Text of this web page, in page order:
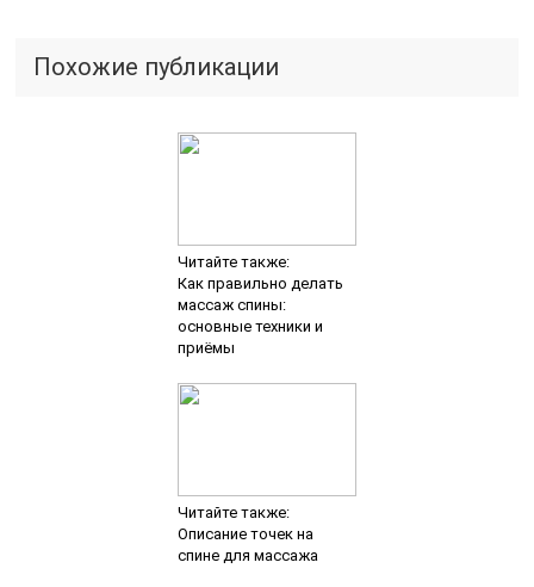
Похожие публикации
Читайте также:
Как правильно делать
массаж спины:
основные техники и
приёмы
Читайте также:
Описание точек на
спине для массажа